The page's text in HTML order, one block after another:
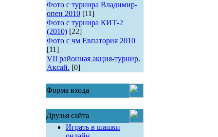
Фото с турнира Владимир-
опен 2010 [11]
Фото с турнира КИТ-2
(2010) [22]
Фото с чм Евпатория 2010
[11]
VII районная акция-турнир.
Аксай. [0]
Форма входа
Друзья сайта
Играть в шашки